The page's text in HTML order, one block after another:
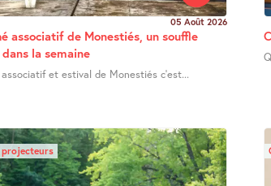
05 Août 2026
associatif de Monestiés, un souffle
la semaine
et estival de Monestiés c’est...